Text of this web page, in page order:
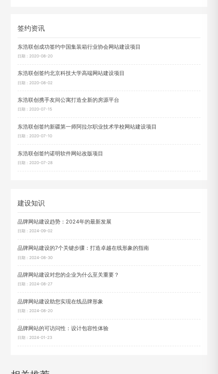
签约资讯
东浩联创成功签约中国集装箱行业协会网站建设项目
日期：2020-08-20
东浩联创签约北京科技大学高端网站建设项目
日期：2020-08-02
东浩联创携手友间公寓打造全新的房源平台
日期：2020-07-15
东浩联创签约新疆第一师阿拉尔职业技术学校网站建设项目
日期：2020-07-10
东浩联创签约诺明软件网站改版项目
日期：2020-07-28
建设知识
品牌网站建设趋势：2024年的最新发展
日期：2024-09-02
品牌网站建设的7个关键步骤：打造卓越在线形象的指南
日期：2024-08-30
品牌网站建设对您的企业为什么至关重要？
日期：2024-08-27
品牌网站建设助您实现在线品牌形象
日期：2024-08-20
品牌网站的可访问性：设计包容性体验
日期：2024-01-23